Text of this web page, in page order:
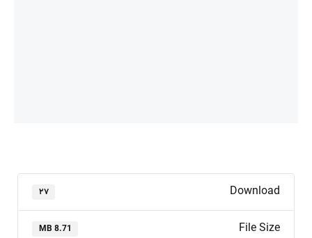
Download ۲۷
File Size
8.71 MB